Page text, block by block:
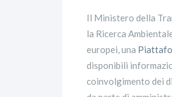
Il Ministero della
la Ricerca
europei, una
disponibili
coinvolgimento dei